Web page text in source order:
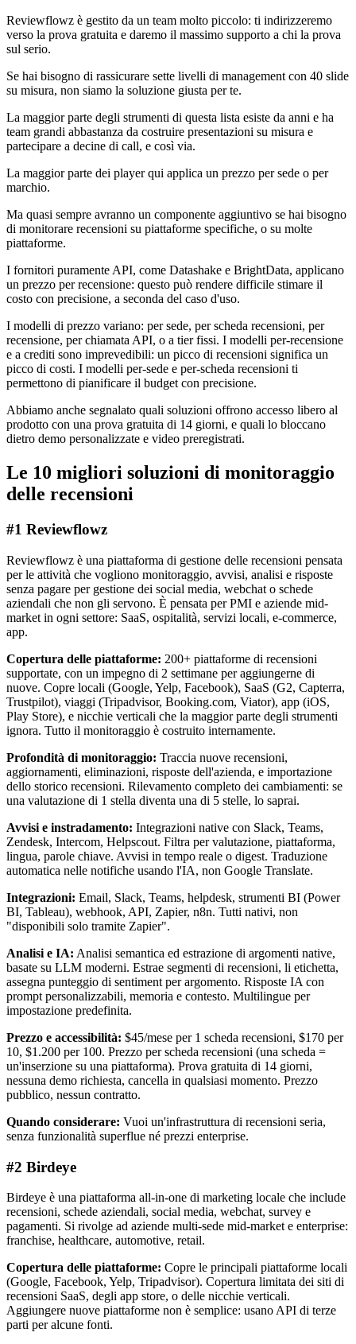
Reviewflowz è gestito da un team molto piccolo: ti indirizzeremo
verso la prova gratuita e daremo il massimo supporto a chi la prova
sul serio.
Se hai bisogno di rassicurare sette livelli di management con 40 slide
su misura, non siamo la soluzione giusta per te.
La maggior parte degli strumenti di questa lista esiste da anni e ha
team grandi abbastanza da costruire presentazioni su misura e
partecipare a decine di call, e così via.
La maggior parte dei player qui applica un prezzo per sede o per
marchio.
Ma quasi sempre avranno un componente aggiuntivo se hai bisogno
di monitorare recensioni su piattaforme specifiche, o su molte
piattaforme.
I fornitori puramente API, come Datashake e BrightData, applicano
un prezzo per recensione: questo può rendere difficile stimare il
costo con precisione, a seconda del caso d'uso.
I modelli di prezzo variano: per sede, per scheda recensioni, per
recensione, per chiamata API, o a tier fissi. I modelli per-recensione
e a crediti sono imprevedibili: un picco di recensioni significa un
picco di costi. I modelli per-sede e per-scheda recensioni ti
permettono di pianificare il budget con precisione.
Abbiamo anche segnalato quali soluzioni offrono accesso libero al
prodotto con una prova gratuita di 14 giorni, e quali lo bloccano
dietro demo personalizzate e video preregistrati.
Le 10 migliori soluzioni di monitoraggio
delle recensioni
#1 Reviewflowz
Reviewflowz è una piattaforma di gestione delle recensioni pensata
per le attività che vogliono monitoraggio, avvisi, analisi e risposte
senza pagare per gestione dei social media, webchat o schede
aziendali che non gli servono. È pensata per PMI e aziende mid-
market in ogni settore: SaaS, ospitalità, servizi locali, e-commerce,
app.
Copertura delle piattaforme: 200+ piattaforme di recensioni
supportate, con un impegno di 2 settimane per aggiungerne di
nuove. Copre locali (Google, Yelp, Facebook), SaaS (G2, Capterra,
Trustpilot), viaggi (Tripadvisor, Booking.com, Viator), app (iOS,
Play Store), e nicchie verticali che la maggior parte degli strumenti
ignora. Tutto il monitoraggio è costruito internamente.
Profondità di monitoraggio: Traccia nuove recensioni,
aggiornamenti, eliminazioni, risposte dell'azienda, e importazione
dello storico recensioni. Rilevamento completo dei cambiamenti: se
una valutazione di 1 stella diventa una di 5 stelle, lo saprai.
Avvisi e instradamento: Integrazioni native con Slack, Teams,
Zendesk, Intercom, Helpscout. Filtra per valutazione, piattaforma,
lingua, parole chiave. Avvisi in tempo reale o digest. Traduzione
automatica nelle notifiche usando l'IA, non Google Translate.
Integrazioni: Email, Slack, Teams, helpdesk, strumenti BI (Power
BI, Tableau), webhook, API, Zapier, n8n. Tutti nativi, non
"disponibili solo tramite Zapier".
Analisi e IA: Analisi semantica ed estrazione di argomenti native,
basate su LLM moderni. Estrae segmenti di recensioni, li etichetta,
assegna punteggio di sentiment per argomento. Risposte IA con
prompt personalizzabili, memoria e contesto. Multilingue per
impostazione predefinita.
Prezzo e accessibilità: $45/mese per 1 scheda recensioni, $170 per
10, $1.200 per 100. Prezzo per scheda recensioni (una scheda =
un'inserzione su una piattaforma). Prova gratuita di 14 giorni,
nessuna demo richiesta, cancella in qualsiasi momento. Prezzo
pubblico, nessun contratto.
Quando considerare: Vuoi un'infrastruttura di recensioni seria,
senza funzionalità superflue né prezzi enterprise.
#2 Birdeye
Birdeye è una piattaforma all-in-one di marketing locale che include
recensioni, schede aziendali, social media, webchat, survey e
pagamenti. Si rivolge ad aziende multi-sede mid-market e enterprise:
franchise, healthcare, automotive, retail.
Copertura delle piattaforme: Copre le principali piattaforme locali
(Google, Facebook, Yelp, Tripadvisor). Copertura limitata dei siti di
recensioni SaaS, degli app store, o delle nicchie verticali.
Aggiungere nuove piattaforme non è semplice: usano API di terze
parti per alcune fonti.